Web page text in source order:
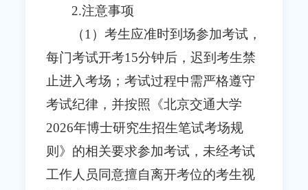
2.注意事项
（1）考生应准时到场参加考试，
每门考试开考15分钟后，迟到考生禁
止进入考场；考试过程中需严格遵守
考试纪律，并按照《北京交通大学
2026年博士研究生招生笔试考场规
则》的相关要求参加考试，未经考试
工作人员同意擅自离开考位的考生视